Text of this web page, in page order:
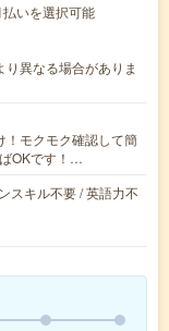
いを選択可能
り異なる場合がありま
！モクモク確認して簡
OKです！…
スキル不要 / 英語力不